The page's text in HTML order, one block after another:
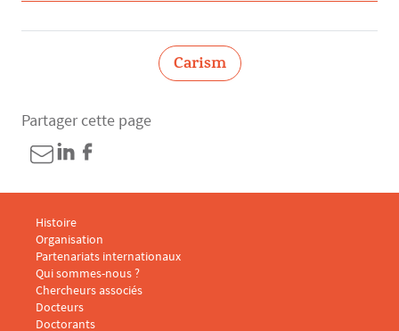
Carism
Partager cette page
Menu footer CARISM 1
Histoire
Organisation
Partenariats internationaux
Qui sommes-nous ?
Menu footer CARISM 2
Chercheurs associés
Docteurs
Doctorants